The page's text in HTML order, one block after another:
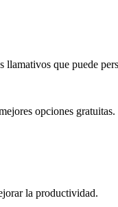
llamativos que puede
opciones gratuitas.
la productividad.